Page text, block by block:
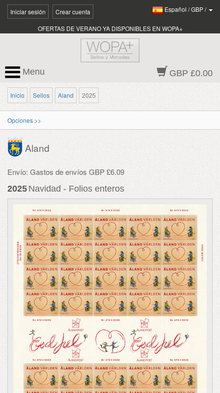
Iniciar sesión Crear cuenta Español /GBP/
OFERTAS DE VERANO YA DISPONIBLES EN WOPA+
GBP £0.00
Menu
Inicio Sellos Aland 2025
Opciones >>
Aland
Envío: Gastos de envíos GBP £6.09
2025 Navidad - Folios enteros